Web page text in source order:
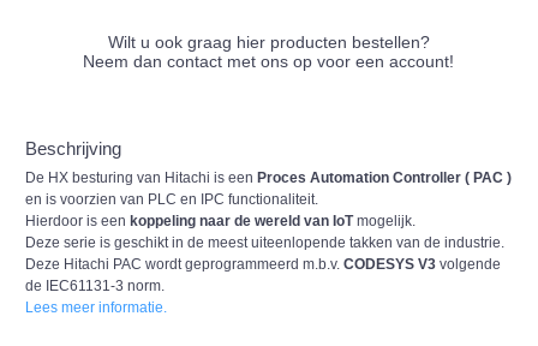
Wilt u ook graag hier producten bestellen?
Neem dan contact met ons op voor een account!
Beschrijving
De HX besturing van Hitachi is een Proces Automation Controller ( PAC )
en is voorzien van PLC en IPC functionaliteit.
Hierdoor is een koppeling naar de wereld van IoTmogelijk.
Deze serie is geschikt in de meest uiteenlopende takken van de industrie.
Deze Hitachi PAC wordt geprogrammeerd m.b.v. CODESYS V3volgende
de IEC61131-3 norm.
Lees meer informatie.